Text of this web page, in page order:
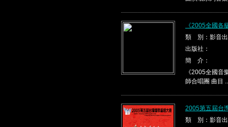
《2005全國各
類 別：影音
出版社：
簡 介：
《2005全國
師合唱團 曲目
2005第五屆台
類 別：影音